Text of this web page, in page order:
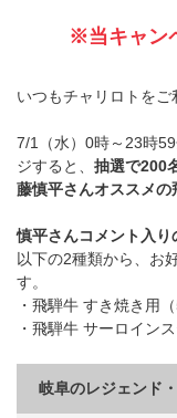
※当キャン
いつもチャリロトをご
7/1（水）0時～23時
ジすると、 抽選で200
藤慎平さんオススメの
慎平さんコメント入り
以下の2種類から、お
す。
・飛騨牛 すき焼き用（
・飛騨牛 サーロイン
岐阜のレジェンド